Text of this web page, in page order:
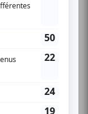
une voix,
drôles et
Le large en